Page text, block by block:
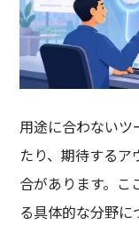
用途に合わない
たり、期待する
合があります。こ
る具体的な分野に